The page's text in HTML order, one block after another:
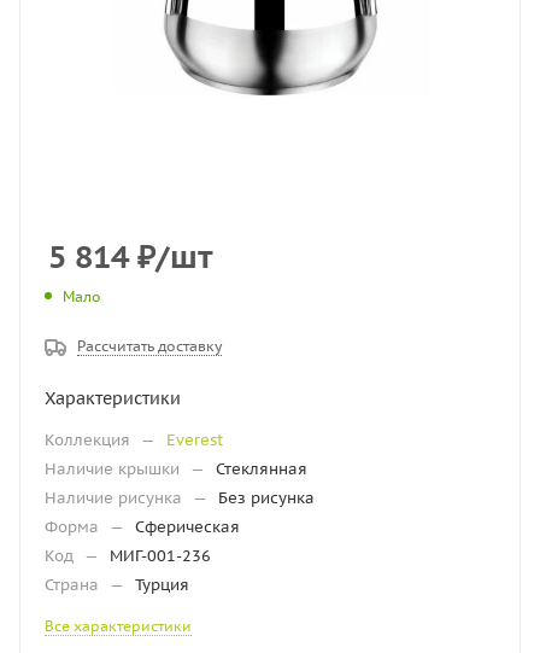
5 814₽/шт
Мало
Рассчитать доставку
Характеристики
Коллекция —
Everest
Наличие крышки
—
Стеклянная
Наличие рисунка
—
Без рисунка
Форма
—
Сферическая
Код —
МИГ-001-236
Страна
— Турция
Все характеристики